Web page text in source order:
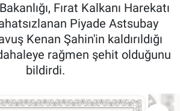
Fırat Kalkanı Harekatı
Piyade Astsubay
Kenan Şahin'in kaldırıldığı
rağmen şehit olduğunu
bildirdi.